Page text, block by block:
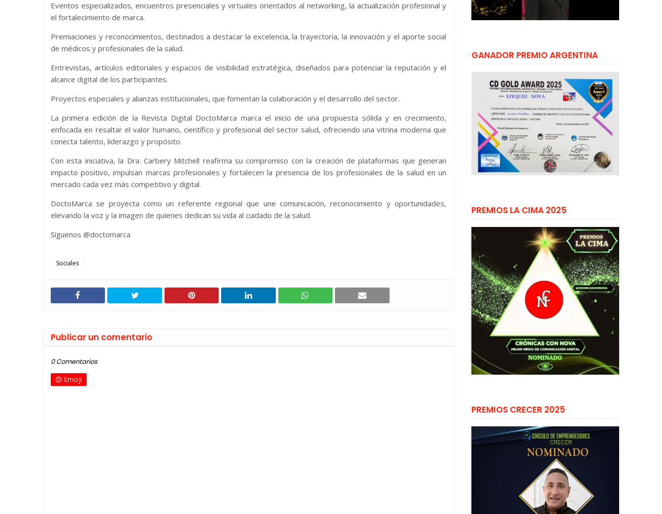
Eventos especializados, encuentros presenciales y virtuales orientados al networking, la actualización profesional y
el fortalecimiento de marca.
Premiaciones y reconocimientos, destinados a destacar la excelencia, la trayectoria, la innovación y el aporte social
de médicos y profesionales de la salud.
Entrevistas, artículos editoriales y espacios de visibilidad estratégica, diseñados para potenciar la reputación y el
alcance digital de los participantes.
Proyectos especiales y alianzas institucionales, que fomentan la colaboración y el desarrollo del sector.
La primera edición de la Revista Digital DoctoMarca marca el inicio de una propuesta sólida y en crecimiento,
enfocada en resaltar el valor humano, científico y profesional del sector salud, ofreciendo una vitrina moderna que
conecta talento, liderazgo y propósito.
Con esta iniciativa, la Dra. Carbery Mitchell reafirma su compromiso con la creación de plataformas que generan
impacto positivo, impulsan marcas profesionales y fortalecen la presencia de los profesionales de la salud en un
mercado cada vez más competitivo y digital.
DoctoMarca se proyecta como un referente regional que une comunicación, reconocimiento y oportunidades,
elevando la voz y la imagen de quienes dedican su vida al cuidado de la salud.
Síguenos @doctomarca
Sociales
Publicar un comentario
0 Comentarios
Emoji
GANADOR PREMIO ARGENTINA
PREMIOS LA CIMA 2025
PREMIOS CRECER 2025